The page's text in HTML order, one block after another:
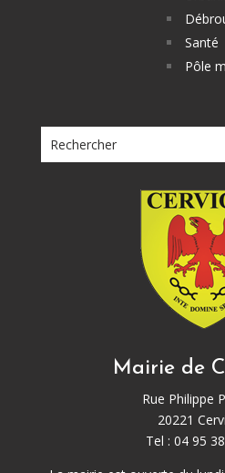
Santé
Pôle
Mairie de
Rue Philippe
20221
Tel : 04 95